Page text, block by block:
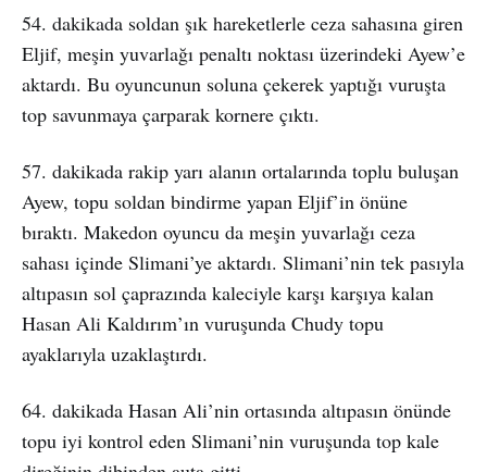
54. dakikada soldan şık hareketlerle ceza sahasına giren
Eljif, meşin yuvarlağı penaltı noktası üzerindeki Ayew’e
aktardı. Bu oyuncunun soluna çekerek yaptığı vuruşta
top savunmaya çarparak kornere çıktı.
57. dakikada rakip yarı alanın ortalarında toplu buluşan
Ayew, topu soldan bindirme yapan Eljif’in önüne
bıraktı. Makedon oyuncu da meşin yuvarlağı ceza
sahası içinde Slimani’ye aktardı. Slimani’nin tek pasıyla
altıpasın sol çaprazında kaleciyle karşı karşıya kalan
Hasan Ali Kaldırım’ın vuruşunda Chudy topu
ayaklarıyla uzaklaştırdı.
64. dakikada Hasan Ali’nin ortasında altıpasın önünde
topu iyi kontrol eden Slimani’nin vuruşunda top kale